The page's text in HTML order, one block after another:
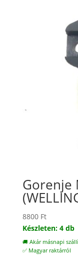
Gorenje
8800 Ft
Készleten: 4 db
🚚 Akár másnapi
✅ Magyar raktárról